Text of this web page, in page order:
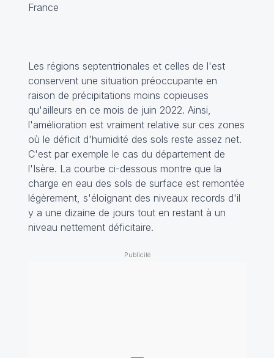
France
Les régions septentrionales et celles de l'est
conservent une situation préoccupante en
raison de précipitations moins copieuses
qu'ailleurs en ce mois de juin 2022. Ainsi,
l'amélioration est vraiment relative sur ces zones
où le déficit d'humidité des sols reste assez net.
C'est par exemple le cas du département de
l'Isère. La courbe ci-dessous montre que la
charge en eau des sols de surface est remontée
légèrement, s'éloignant des niveaux records d'il
y a une dizaine de jours tout en restant à un
niveau nettement déficitaire.